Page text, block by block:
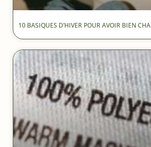
10 BASIQUES D’HIVER POUR AVOIR BIEN